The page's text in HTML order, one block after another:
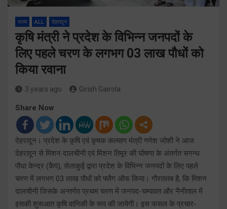
राज्य ALL देहरादून
कृषि मंत्री ने प्रदेश के विभिन्न जनपदों के
लिए पहले चरण के लगभग 03 लाख पौधों को
किया रवाना
3 years ago Girish Gairola
Share Now
देहरादून। प्रदेश के कृषि एवं कृषक कल्याण मंत्री गणेश जोशी ने आज
देहरादून से मिशन दालचीनी एवं मिशन तिमूर की घोषणा के अंतर्गत सगन्ध
पौधा केन्द्र (कैप), सेलाकुई द्वारा प्रदेश के विभिन्न जनपदों के लिए पहले
चरण में लगभग 03 लाख पौधों को फ्लैग ऑफ किया। गौरतलब है, कि मिशन
दालचीनी जिसके अन्तर्गत प्रथम चरण में जनपद-चम्पावत और नैनीताल में
इसकी शुरूआत कृषि वानिकी के रूप की जायेगी। इस फसल के प्रचार-